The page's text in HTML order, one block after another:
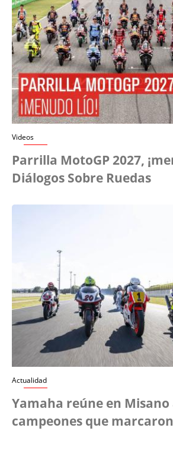
Videos
Parrilla MotoGP 2027,
Diálogos Sobre Ruedas
Actualidad
Yamaha reúne en Misano
campeones que